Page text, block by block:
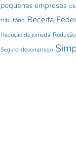
pequenas empresas
tributário Receita
Redução de jornada
Seguro-desemprego